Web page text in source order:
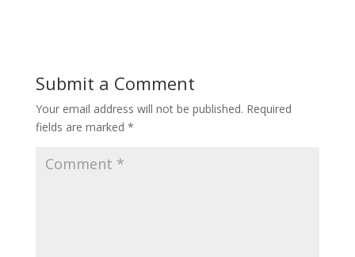
Submit a Comment
Your email address will not be published. Required
fields are marked *